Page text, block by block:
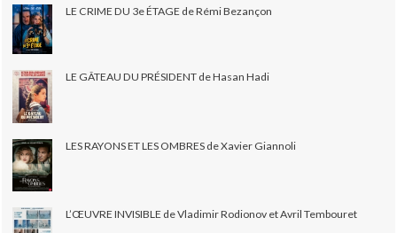
LE CRIME DU 3e ÉTAGE de Rémi Bezançon
LE GÂTEAU DU PRÉSIDENT de Hasan Hadi
LES RAYONS ET LES OMBRES de Xavier Giannoli
L’ŒUVRE INVISIBLE de Vladimir Rodionov et Avril Tembouret